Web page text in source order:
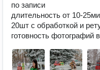
по записи
длительность от 10-
20шт с обработкой и